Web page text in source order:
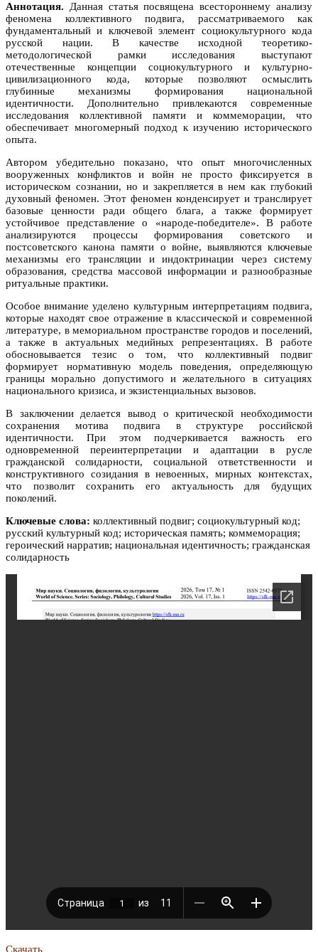
Аннотация. Данная статья посвящена всестороннему анализу
феномена коллективного подвига, рассматриваемого как
фундаментальный и ключевой элемент социокультурного кода
русской нации. В качестве исходной теоретико-
методологической рамки исследования выступают
отечественные концепции социокультурного и культурно-
цивилизационного кода, которые позволяют осмыслить
глубинные механизмы формирования национальной
идентичности. Дополнительно привлекаются современные
исследования коллективной памяти и коммеморации, что
обеспечивает многомерный подход к изучению исторического
опыта.
Автором убедительно показано, что опыт многочисленных
вооруженных конфликтов и войн не просто фиксируется в
историческом сознании, но и закрепляется в нем как глубокий
духовный феномен. Этот феномен конденсирует и транслирует
базовые ценности ради общего блага, а также формирует
устойчивое представление о «народе-победителе». В работе
анализируются процессы формирования советского и
постсоветского канона памяти о войне, выявляются ключевые
механизмы его трансляции и индоктринации через систему
образования, средства массовой информации и разнообразные
ритуальные практики.
Особое внимание уделено культурным интерпретациям подвига,
которые находят свое отражение в классической и современной
литературе, в мемориальном пространстве городов и поселений,
а также в актуальных медийных репрезентациях. В работе
обосновывается тезис о том, что коллективный подвиг
формирует нормативную модель поведения, определяющую
границы морально допустимого и желательного в ситуациях
национального кризиса, и экзистенциальных вызовов.
В заключении делается вывод о критической необходимости
сохранения мотива подвига в структуре российской
идентичности. При этом подчеркивается важность его
одновременной переинтерпретации и адаптации в русле
гражданской солидарности, социальной ответственности и
конструктивного созидания в невоенных, мирных контекстах,
что позволит сохранить его актуальность для будущих
поколений.
Ключевые слова: коллективный подвиг; социокультурный код;
русский культурный код; историческая память; коммеморация;
героический нарратив; национальная идентичность; гражданская
солидарность
Скачать